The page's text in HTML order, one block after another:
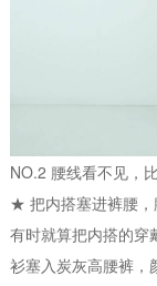
NO.2 腰线看不见，
★ 把内搭塞进裤腰
有时就算把内搭的穿
衫塞入炭灰高腰裤，